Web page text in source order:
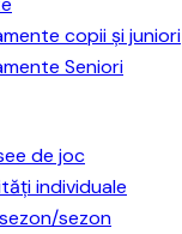
copii și juniori
Seniori
de joc
individuale
sezon